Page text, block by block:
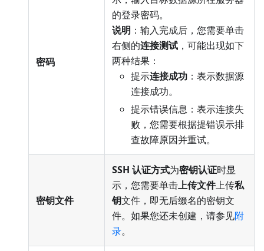
密码
的登录密码。
说明 ：输入完成后，您需要单击
右侧的连接测试 ，可能出现如下
两种结果：
提示连接成功 ：表示数据源
连接成功。
提示错误信息：表示连接失
败，您需要根据提错误示排
查故障原因并重试。
密钥文件
SSH 认证方式为密钥认证时显
示，您需要单击上传文件上传私
钥文件，即无后缀名的密钥文
件。如果您还未创建，请参见附
录。